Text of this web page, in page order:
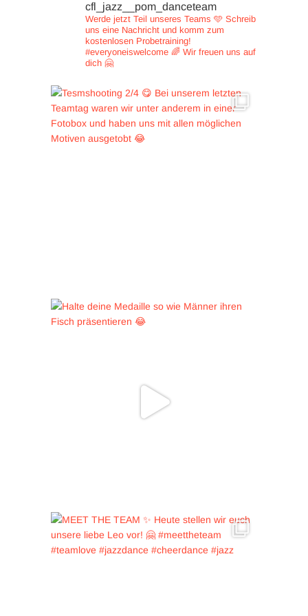
cfl_jazz__pom_danceteam
Werde jetzt Teil unseres Teams 🩵 Schreib
uns eine Nachricht und komm zum
kostenlosen Probetraining!
#everyoneiswelcome 🌈 Wir freuen uns auf
dich 🤗